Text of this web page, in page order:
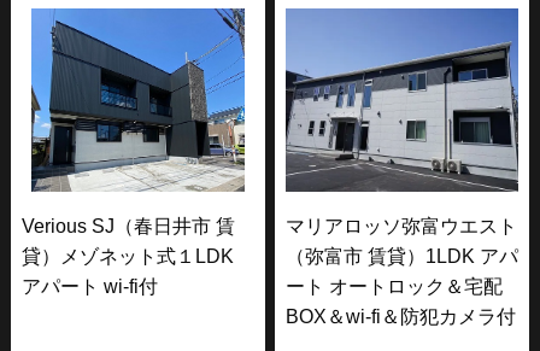
Verious SJ（春日井市 賃
貸）メゾネット式１LDK
アパート wi-fi付
マリアロッソ弥富ウエスト
（弥富市 賃貸）1LDK アパ
ート オートロック＆宅配
BOX＆wi-fi＆防犯カメラ付